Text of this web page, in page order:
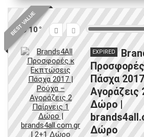
BEST VALUE
10
EXPIRED
Πάσχα
Αγοράζεις
Δώρο |
Δώρο